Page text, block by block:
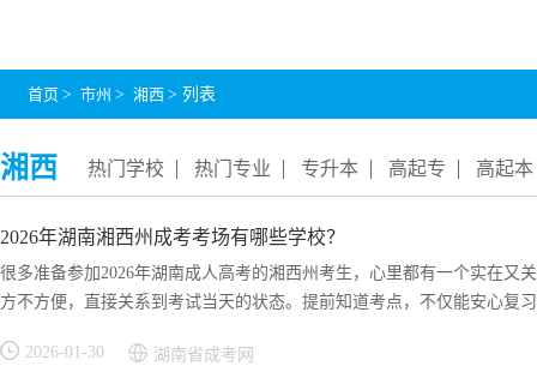
首页 > 市州 > 湘西 > 列表
湘西 热门学校 热门专业 专升本 高起专 高起本
2026年湖南湘西州成考考场有哪些学校？
很多准备参加2026年湖南成人高考的湘西州考生，心里都有一个实在又
方不方便，直接关系到考试当天的状态。提前知道考点，不仅能安心复
2026-01-30 湖南省成考网